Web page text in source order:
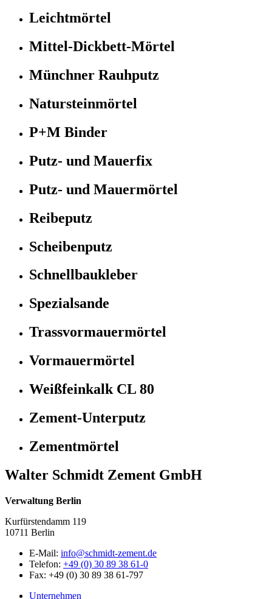
Leichtmörtel
Mittel-Dickbett-Mörtel
Münchner Rauhputz
Natursteinmörtel
P+M Binder
Putz- und Mauerfix
Putz- und Mauermörtel
Reibeputz
Scheibenputz
Schnellbaukleber
Spezialsande
Trassvormauermörtel
Vormauermörtel
Weißfeinkalk CL 80
Zement-Unterputz
Zementmörtel
Walter Schmidt Zement GmbH
Verwaltung Berlin
Kurfürstendamm 119
10711 Berlin
E-Mail: info@schmidt-zement.de
Telefon: +49 (0) 30 89 38 61-0
Fax: +49 (0) 30 89 38 61-797
Unternehmen